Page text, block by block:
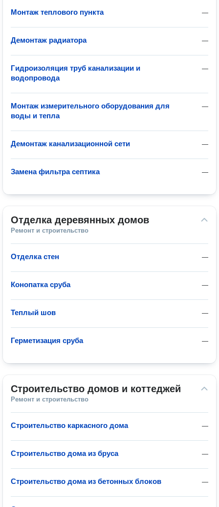
—
Монтаж теплового пункта
—
Демонтаж радиатора
—
Гидроизоляция труб канализации и
водопровода
—
Монтаж измерительного оборудования для
воды и тепла
—
Демонтаж канализационной сети
—
Замена фильтра септика
Отделка деревянных домов
Ремонт и строительство
—
Отделка стен
—
Конопатка сруба
—
Теплый шов
—
Герметизация сруба
Строительство домов и коттеджей
Ремонт и строительство
—
Строительство каркасного дома
—
Строительство дома из бруса
—
Строительство дома из бетонных блоков